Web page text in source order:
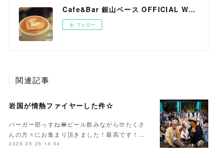
Cafe&Bar 銀山ベース OFFICIAL WEB SITE
フォロー
関連記事
岩国が情熱ファイヤーした件☆
バーガー部っすね🍔ビール飲みながら🍺たくさ
んの方々にお集まり頂きました！最高です！…
2026.05.26 14:34